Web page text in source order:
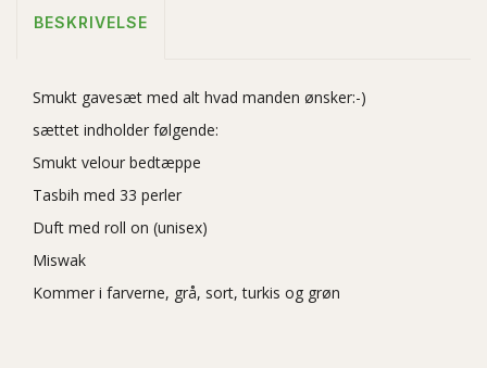
BESKRIVELSE
Smukt gavesæt med alt hvad manden ønsker:-)
sættet indholder følgende:
Smukt velour bedtæppe
Tasbih med 33 perler
Duft med roll on (unisex)
Miswak
Kommer i farverne, grå, sort, turkis og grøn